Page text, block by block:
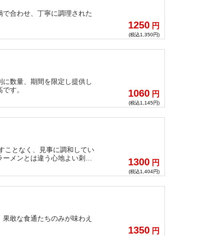
合わせ、丁寧に調理された
1250 円
(税込1,350円)
数量、期間を限定し提供し
す。
1060 円
(税込1,145円)
ことなく、見事に調和してい
メンとは違う心地よい刺激
1300 円
(税込1,404円)
敢な食通たちのみが味わえ
1350 円